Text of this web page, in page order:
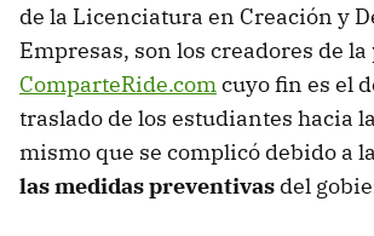
de la Licenciatura en Creación y
Empresas, son los creadores de
ComparteRide.comcuyo fin es el
traslado de los estudiantes hacia
mismo que se complicó debido a la
las medidas preventivas del